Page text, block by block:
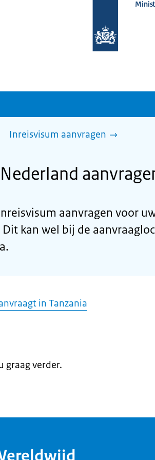
homepage
Inreisvisum aanvragen
aanvragen voor
kan wel bij de
in Tanzania
graag verder.